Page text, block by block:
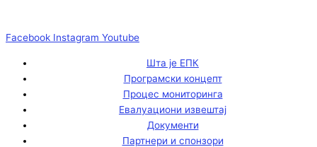
Facebook Instagram Youtube
Шта је ЕПК
Програмски концепт
Процес мониторинга
Евалуациони извештај
Документи
Партнери и спонзори